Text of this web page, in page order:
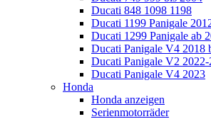
Ducati 848 1098 1198
Ducati 1199 Panigale
Ducati 1299 Panigale ab
Ducati Panigale V4 2018
Ducati Panigale V2 2022-
Ducati Panigale V4 2023
Honda
Honda anzeigen
Serienmotorräder